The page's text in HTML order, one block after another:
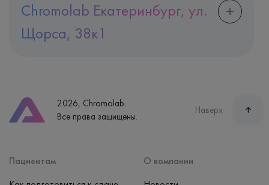
Chromolab Екатеринбург, ул.
Щорса, 38к1
Часы работы
пн-вс: 7:30-15:00
2026, Chromolab.
Все права защищены.
Наверх
Пациентам
О компании